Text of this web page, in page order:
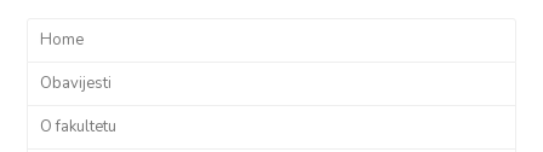
Home
Obavijesti
O fakultetu